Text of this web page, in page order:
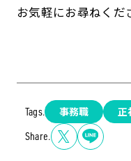
お気軽にお尋ねくだ
Tags. 事務職 正
Share.